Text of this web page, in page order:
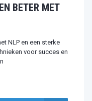
BETER MET
NLP en een sterke
voor succes en